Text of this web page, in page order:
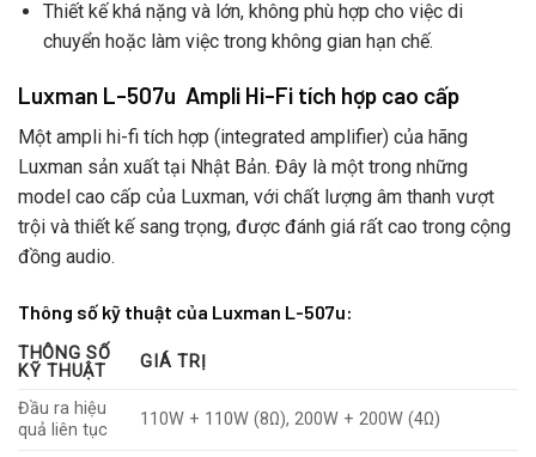
Thiết kế khá nặng và lớn, không phù hợp cho việc di
chuyển hoặc làm việc trong không gian hạn chế.
Luxman L-507u Ampli Hi-Fi tích hợp cao cấp
Một ampli hi-fi tích hợp (integrated amplifier) của hãng
Luxman sản xuất tại Nhật Bản. Đây là một trong những
model cao cấp của Luxman, với chất lượng âm thanh vượt
trội và thiết kế sang trọng, được đánh giá rất cao trong cộng
đồng audio.
Thông số kỹ thuật của Luxman L-507u:
THÔNG SỐ
KỸ THUẬT
GIÁ TRỊ
Đầu ra hiệu
quả liên tục
110W + 110W (8Ω), 200W + 200W (4Ω)